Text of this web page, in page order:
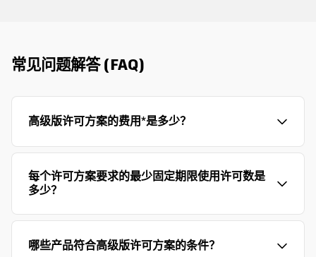
常见问题解答 (FAQ)
高级版许可方案的费用*是多少？
每个许可方案要求的最少固定期限使用许可数是
多少？
哪些产品符合高级版许可方案的条件？